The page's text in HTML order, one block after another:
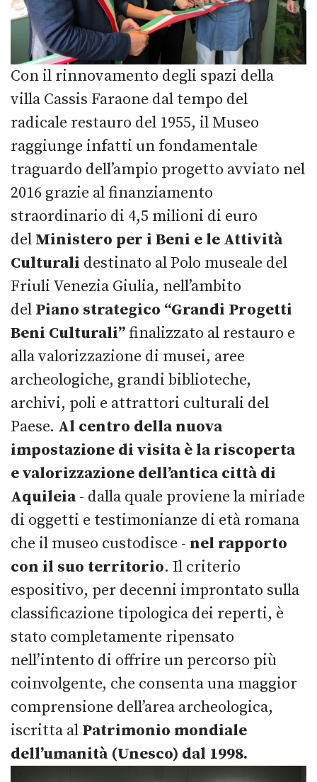
Con il rinnovamento degli spazi della
villa Cassis Faraone dal tempo del
radicale restauro del 1955, il Museo
raggiunge infatti un fondamentale
traguardo dell’ampio progetto avviato nel
2016 grazie al finanziamento
straordinario di 4,5 milioni di euro
del Ministero per i Beni e le Attività
Culturali destinato al Polo museale del
Friuli Venezia Giulia, nell’ambito
del Piano strategico “Grandi Progetti
Beni Culturali”finalizzato al restauro e
alla valorizzazione di musei, aree
archeologiche, grandi biblioteche,
archivi, poli e attrattori culturali del
Paese. Al centro della nuova
impostazione di visita è la riscoperta
e valorizzazione dell’antica città di
Aquileia- dalla quale proviene la miriade
di oggetti e testimonianze di età romana
che il museo custodisce - nel rapporto
con il suo territorio. Il criterio
espositivo, per decenni improntato sulla
classificazione tipologica dei reperti, è
stato completamente ripensato
nell’intento di offrire un percorso più
coinvolgente, che consenta una maggior
comprensione dell’area archeologica,
iscritta al Patrimonio mondiale
dell’umanità (Unesco) dal 1998.